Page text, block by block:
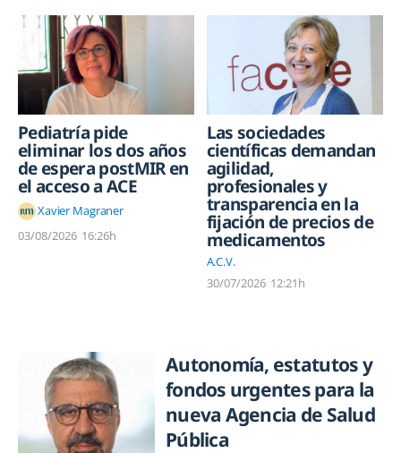
Pediatría pide
eliminar los dos años
de espera postMIR en
el acceso a ACE
Xavier Magraner
03/08/2026 16:26h
Las sociedades
científicas demandan
agilidad,
profesionales y
transparencia en la
fijación de precios de
medicamentos
A.C.V.
30/07/2026 12:21h
Autonomía, estatutos y
fondos urgentes para la
nueva Agencia de Salud
Pública